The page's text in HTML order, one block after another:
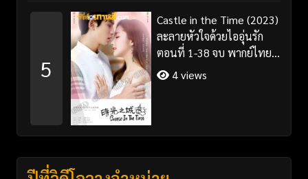
5
Castle in the Time (2023)
ละลายหัวใจด้วยไออุ่นรัก
ตอนที่ 1-38 จบ พากย์ไทย/
ซับไทย
4 views